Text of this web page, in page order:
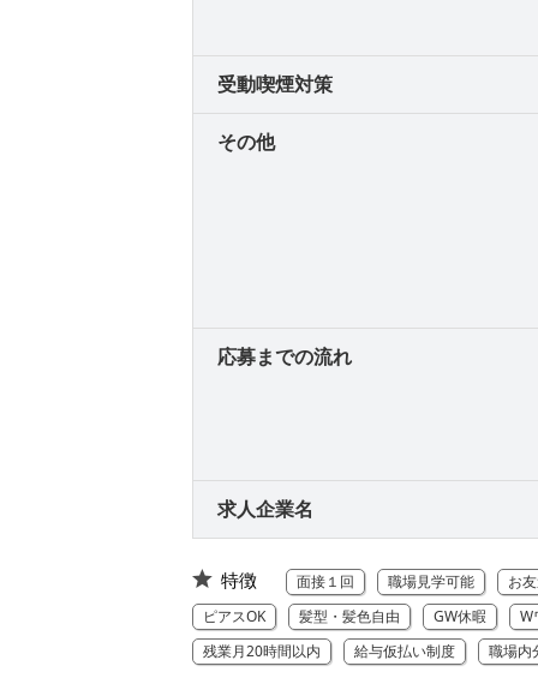
受動喫煙対策
その他
応募までの流れ
求人企業名
特徴 面接１回 職場見学可能
お
ピアスOK
髪型・髪色自由 GW休暇
W
残業月20時間以内
給与仮払い制度 職場内